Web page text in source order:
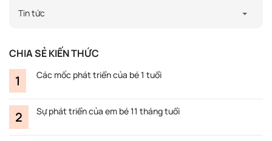
Tin tức
CHIA SẺ KIẾN THỨC
Các mốc phát triển của bé 1 tuổi
Sự phát triển của em bé 11 tháng tuổi